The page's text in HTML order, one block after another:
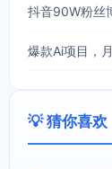
💡 猜你喜欢